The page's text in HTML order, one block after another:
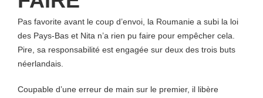
Pas favorite avant le coup d’envoi, la Roumanie a subi la loi
des Pays-Bas et Nita n’a rien pu faire pour empêcher cela.
Pire, sa responsabilité est engagée sur deux des trois buts
néerlandais.
Coupable d’une erreur de main sur le premier, il libère